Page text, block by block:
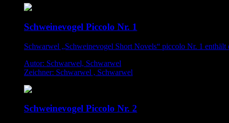
Schweinevogel Piccolo Nr. 1
Schwarwel „Schweinevogel Short Novels“ piccolo Nr. 1
Autor: Schwarwel, Schwarwel
Zeichner: Schwarwel , Schwarwel
Schweinevogel Piccolo Nr. 2